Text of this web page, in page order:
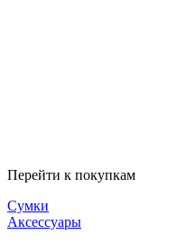
Перейти к покупкам
Сумки
Аксессуары